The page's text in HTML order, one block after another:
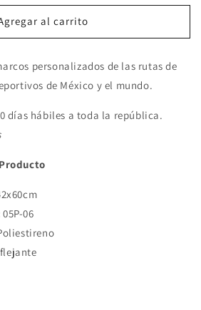
al carrito
personalizados de las rutas de
de México y el mundo.
días hábiles a toda la república.
05P-06